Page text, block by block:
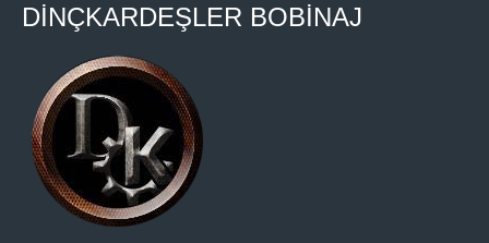
DİNÇKARDEŞLER BOBİNAJ